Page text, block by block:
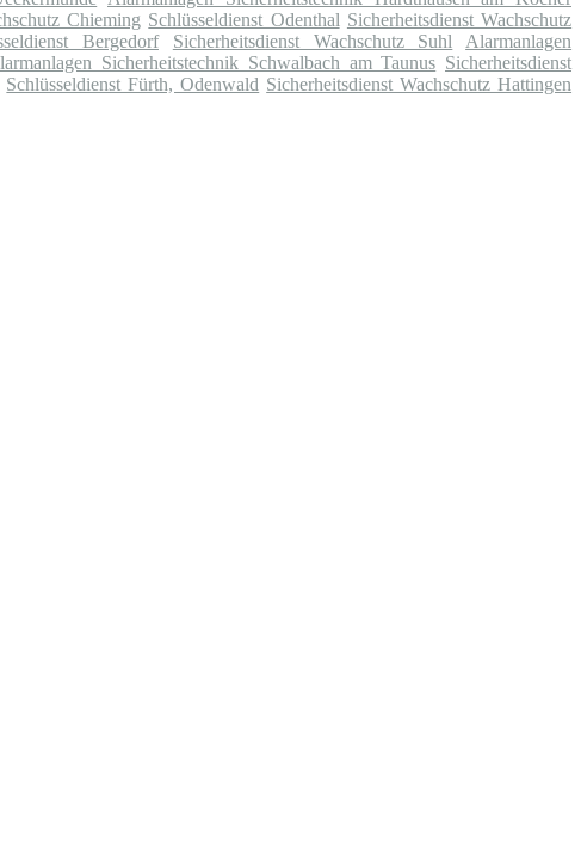
Chieming Schlüsseldienst Odenthal Sicherheitsdienst Wachschutz
Bergedorf Sicherheitsdienst Wachschutz Suhl
Alarmanlagen
Sicherheitstechnik Schwalbach am Taunus Sicherheitsdienst
Schlüsseldienst Fürth, Odenwald Sicherheitsdienst Wachschutz Hattingen